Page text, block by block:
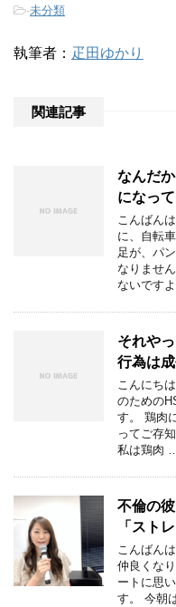
-未分類
執筆者： 疋田ゆかり
関連記事
なんだ
になっ
こんばん
に、自転
足が、パ
なりませ
ないです
それや
行為は
こんにち
のための
す。 鶏肉
ってご存
私は鶏肉
不倫の
「スト
こんばん
仲良くな
ートに思
す。 今朝